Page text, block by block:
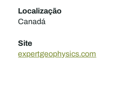
Localização
Canadá
Site
expertgeophysics.com